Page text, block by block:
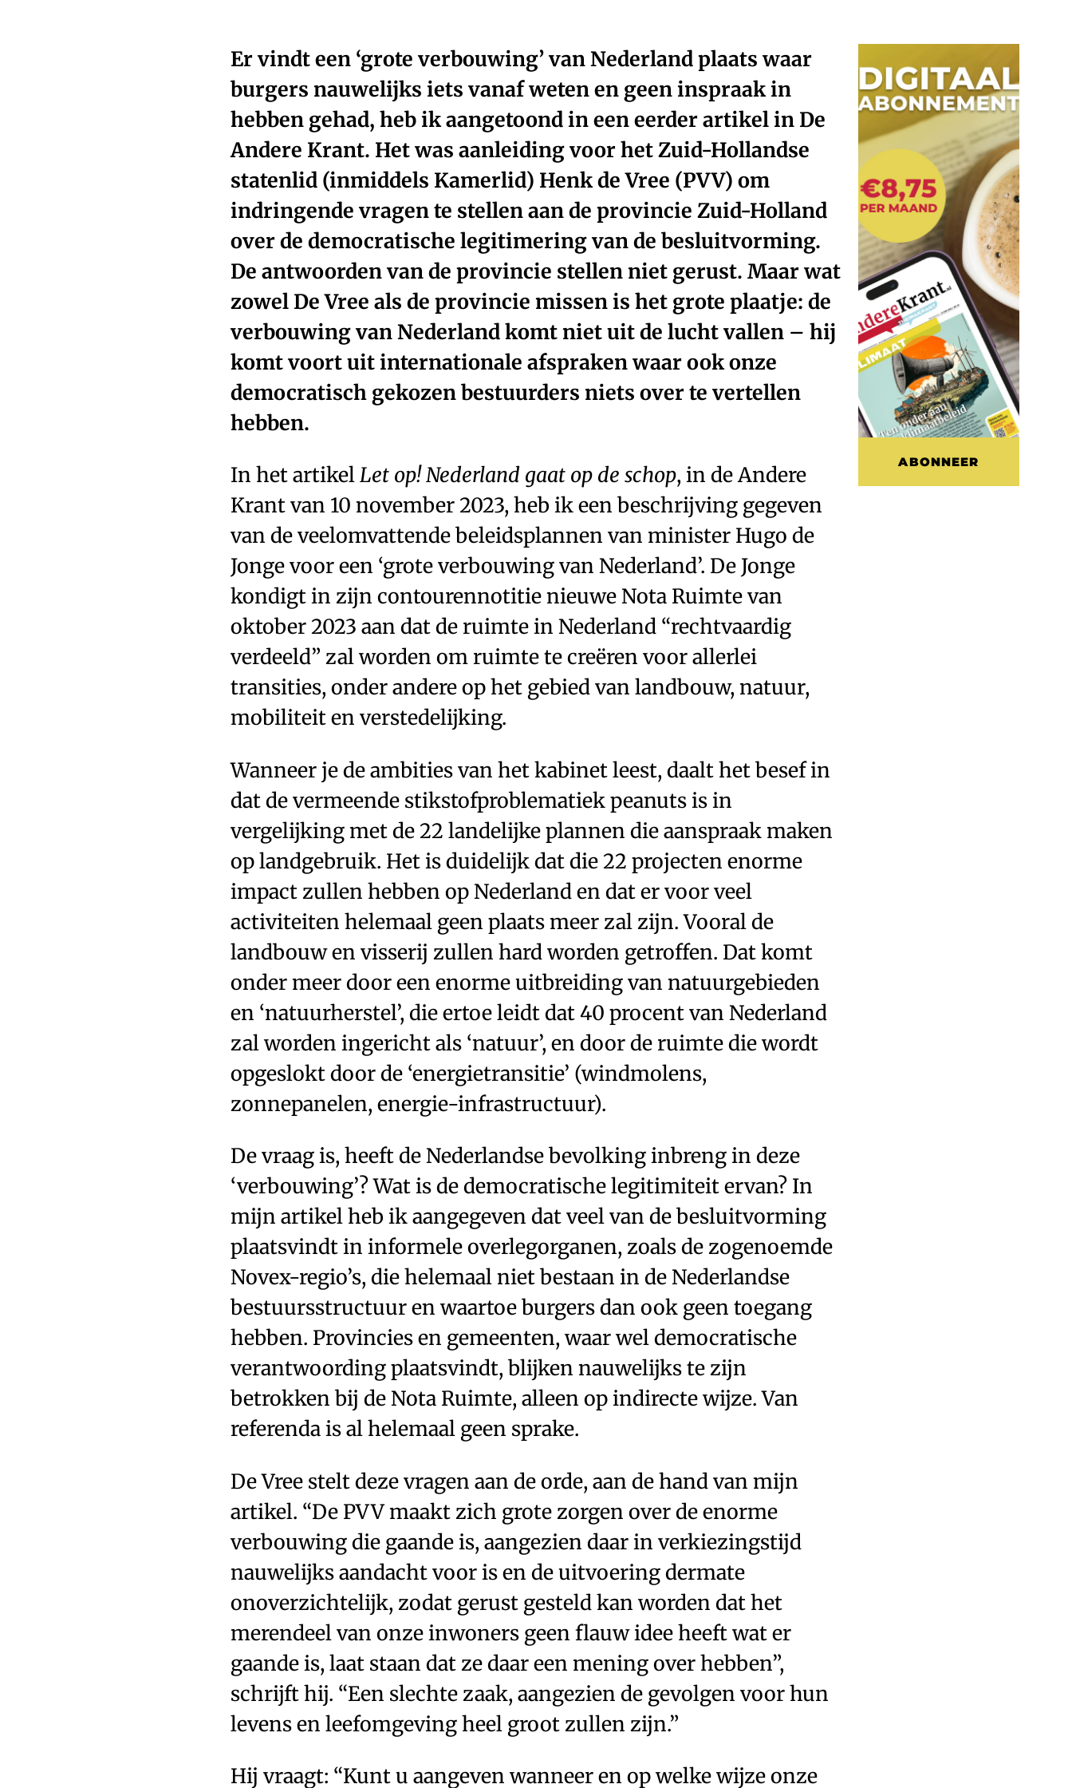
Er vindt een ‘grote verbouwing’ van Nederland plaats waar
burgers nauwelijks iets vanaf weten en geen inspraak in
hebben gehad, heb ik aangetoond in een eerder artikel in De
Andere Krant. Het was aanleiding voor het Zuid-Hollandse
statenlid (inmiddels Kamerlid) Henk de Vree (PVV) om
indringende vragen te stellen aan de provincie Zuid-Holland
over de democratische legitimering van de besluitvorming.
De antwoorden van de provincie stellen niet gerust. Maar wat
zowel De Vree als de provincie missen is het grote plaatje: de
verbouwing van Nederland komt niet uit de lucht vallen – hij
komt voort uit internationale afspraken waar ook onze
democratisch gekozen bestuurders niets over te vertellen
hebben.
In het artikelLet op! Nederland gaat op de schop, in de Andere
Krant van 10 november 2023, heb ik een beschrijving gegeven
van de veelomvattende beleidsplannen van minister Hugo de
Jonge voor een ‘grote verbouwing van Nederland’. De Jonge
kondigt in zijn contourennotitie nieuwe Nota Ruimte van
oktober 2023 aan dat de ruimte in Nederland “rechtvaardig
verdeeld” zal worden om ruimte te creëren voor allerlei
transities, onder andere op het gebied van landbouw, natuur,
mobiliteit en verstedelijking.
Wanneer je de ambities van het kabinet leest, daalt het besef in
dat de vermeende stikstofproblematiek peanuts is in
vergelijking met de 22 landelijke plannen die aanspraak maken
op landgebruik. Het is duidelijk dat die 22 projecten enorme
impact zullen hebben op Nederland en dat er voor veel
activiteiten helemaal geen plaats meer zal zijn. Vooral de
landbouw en visserij zullen hard worden getroffen. Dat komt
onder meer door een enorme uitbreiding van natuurgebieden
en ‘natuurherstel’, die ertoe leidt dat 40 procent van Nederland
zal worden ingericht als ‘natuur’, en door de ruimte die wordt
opgeslokt door de ‘energietransitie’ (windmolens,
zonnepanelen, energie-infrastructuur).
De vraag is, heeft de Nederlandse bevolking inbreng in deze
‘verbouwing’? Wat is de democratische legitimiteit ervan? In
mijn artikel heb ik aangegeven dat veel van de besluitvorming
plaatsvindt in informele overlegorganen, zoals de zogenoemde
Novex-regio’s, die helemaal niet bestaan in de Nederlandse
bestuursstructuur en waartoe burgers dan ook geen toegang
hebben. Provincies en gemeenten, waar wel democratische
verantwoording plaatsvindt, blijken nauwelijks te zijn
betrokken bij de Nota Ruimte, alleen op indirecte wijze. Van
referenda is al helemaal geen sprake.
De Vree stelt deze vragen aan de orde, aan de hand van mijn
artikel. “De PVV maakt zich grote zorgen over de enorme
verbouwing die gaande is, aangezien daar in verkiezingstijd
nauwelijks aandacht voor is en de uitvoering dermate
onoverzichtelijk, zodat gerust gesteld kan worden dat het
merendeel van onze inwoners geen flauw idee heeft wat er
gaande is, laat staan dat ze daar een mening over hebben”,
schrijft hij. “Een slechte zaak, aangezien de gevolgen voor hun
levens en leefomgeving heel groot zullen zijn.”
Hij vraagt: “Kunt u aangeven wanneer en op welke wijze onze
ABONNEER